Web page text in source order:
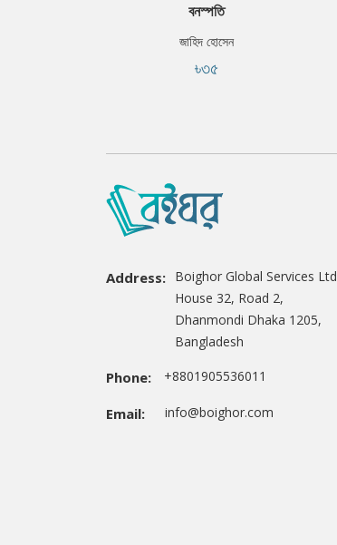
বনস্পতি
জাহিদ হোসেন
৳৩৫
Address: Boighor Global Services Ltd
House 32, Road 2,
Dhanmondi Dhaka 1205,
Bangladesh
Phone: +8801905536011
Email: info@boighor.com